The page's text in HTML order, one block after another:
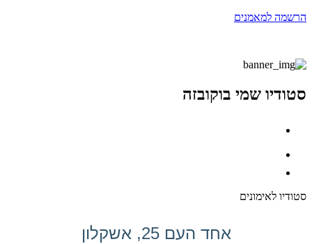
הרשמה למאמנים
סטודיו שמי בוקובזה
סטודיו לאימונים
אחד העם 25, אשקלון